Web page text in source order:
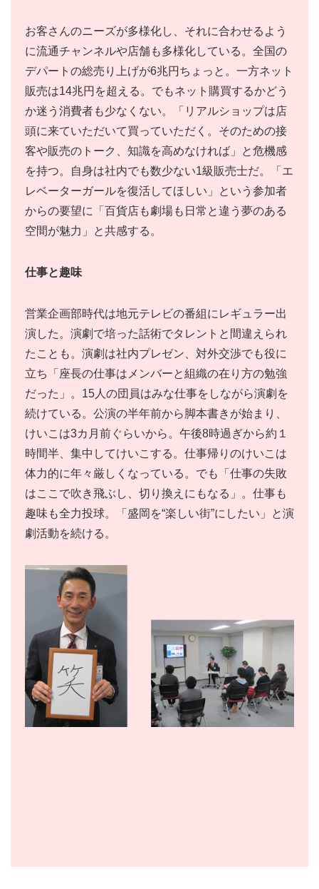
お客さんのニーズが多様化し、それに合わせるよう
に流通チャンネルや店舗も多様化している。全国の
デパートの総売り上げが6兆円ちょっと。一方ネット
販売は14兆円を超える。でもネット購買するかどう
か迷う消費者も少なくない。「リアルショップは店
頭に来ていただいて買っていただく。そのための接
客や販売のトーク、知識を高めなければ」と危機感
を持つ。自身は社内でも数少ない1級販売士だ。「エ
レベーターガールを復活してほしい」という参加者
からの要望に「百貨店も劇場も日常と違う夢のある
空間が魅力」と共感する。
仕事と趣味
営業企画部時代は地元テレビの番組にレギュラー出
演した。演劇で培った話術でタレントと間違えられ
たことも。演劇は社内プレゼン、対外交渉でも役に
立ち「座長の仕事はメンバーと組織の在り方の勉強
だった」。15人の団員はみな仕事をしながら演劇を
続けている。公演の半年前から脚本書きが始まり、
けいこは3カ月前ぐらいから。午後8時過ぎから約１
時間半、集中してけいこする。仕事帰りのけいこは
体力的に年々厳しくなっている。でも「仕事の失敗
はここで吹き飛ぶし、切り換えにもなる」。仕事も
趣味も全力投球。「盛岡を“楽しい街”にしたい」と演
劇活動を続ける。